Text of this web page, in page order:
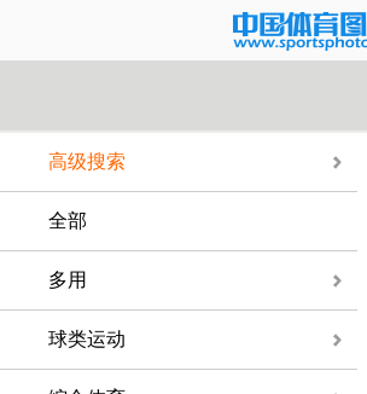
高级搜索
全部
多用
球类运动